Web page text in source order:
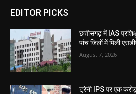
EDITOR PICKS
छत्तीसगढ़ में IAS
पांच जिलों में मिली
August 7, 2026
ट्रेनी IPS पर एक